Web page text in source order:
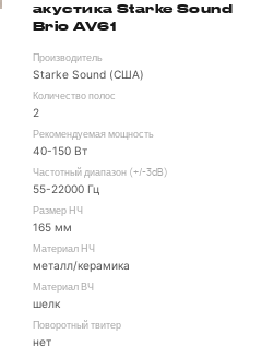
акустика Starke Sound
Brio AV61
Производитель
Starke Sound (США)
Количество полос
2
Рекомендуемая мощность
40-150 Вт
Частотный диапазон (+/-3dB)
55-22000 Гц
Размер НЧ
165 мм
Материал НЧ
металл/керамика
Материал ВЧ
шелк
Поворотный твитер
нет